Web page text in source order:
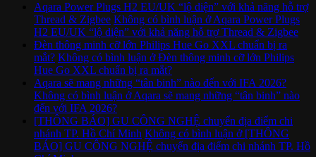
Aqara Power Plugs H2 EU/UK “lộ diện” với khả năng hỗ trợ
Thread & Zigbee Không có bình luận ở Aqara Power Plugs
H2 EU/UK “lộ diện” với khả năng hỗ trợ Thread & Zigbee
Đèn thông minh cỡ lớn Philips Hue Go XXL chuẩn bị ra
mắt? Không có bình luận ở Đèn thông minh cỡ lớn Philips
Hue Go XXL chuẩn bị ra mắt?
Aqara sẽ mang những “tân binh” nào đến với IFA 2026?
Không có bình luận ở Aqara sẽ mang những “tân binh” nào
đến với IFA 2026?
[THÔNG BÁO] GU CÔNG NGHỆ chuyển địa điểm chi
nhánh TP. Hồ Chí Minh Không có bình luận ở [THÔNG
BÁO] GU CÔNG NGHỆ chuyển địa điểm chi nhánh TP. Hồ